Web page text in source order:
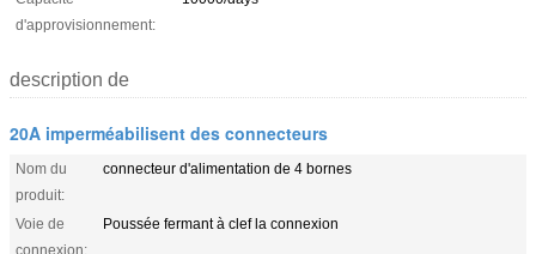
d'approvisionnement:
description de
20A imperméabilisent des connecteurs
Nom du
produit:
connecteur d'alimentation de 4 bornes
Voie de
connexion:
Poussée fermant à clef la connexion